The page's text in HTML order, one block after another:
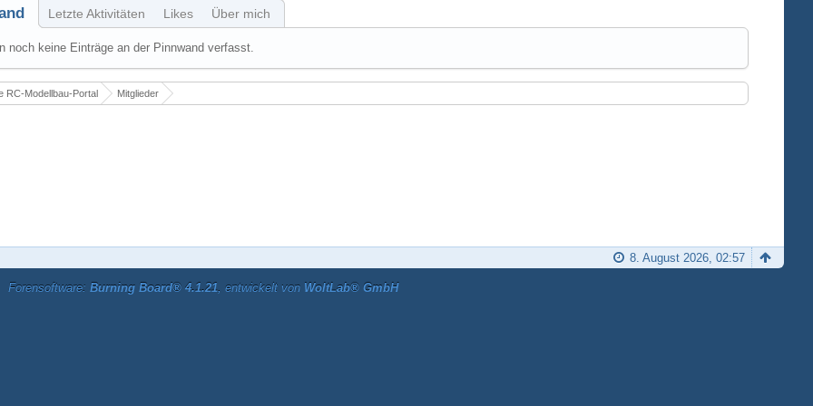
Letzte Aktivitäten Likes Über mich
noch keine Einträge an der Pinnwand verfasst.
RC-Modellbau-Portal Mitglieder
8. August 2026, 02:57
Forensoftware: Burning Board® 4.1.21, entwickelt von WoltLab® GmbH